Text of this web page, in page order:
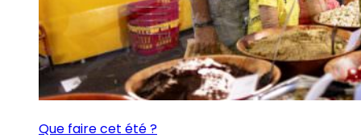
Que faire cet été ?